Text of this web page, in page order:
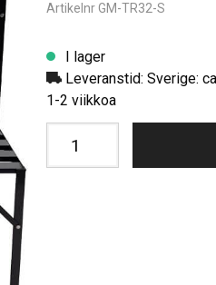
Artikelnr GM-TR32-S
I lager
Leveranstid: Sverige:
1-2 viikkoa